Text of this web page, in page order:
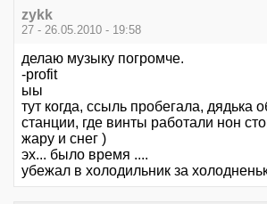
zykk
27 - 26.05.2010 - 19:58
делаю музыку погромче.
-profit
ыы
тут когда, ссыль пробегала, дядька
станции, где винты работали нон
жару и снег )
эх... было время ....
убежал в холодильник за